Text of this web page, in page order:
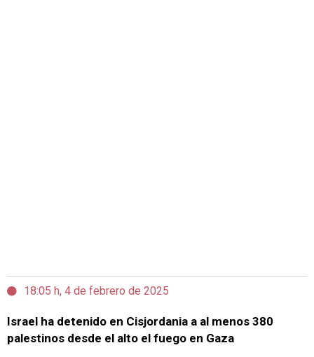
18:05 h, 4 de febrero de 2025
Israel ha detenido en Cisjordania a al menos 380
palestinos desde el alto el fuego en Gaza